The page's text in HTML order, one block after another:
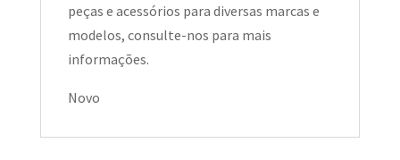
peças e acessórios para diversas marcas e
modelos, consulte-nos para mais
informações.
Novo